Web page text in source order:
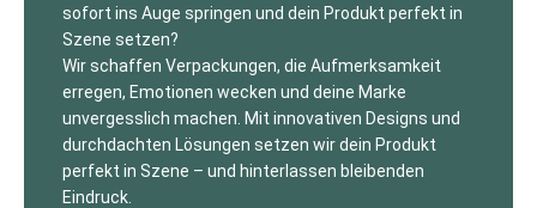
sofort ins Auge springen und dein Produkt perfekt in
Szene setzen?
Wir schaffen Verpackungen, die Aufmerksamkeit
erregen, Emotionen wecken und deine Marke
unvergesslich machen. Mit innovativen Designs und
durchdachten Lösungen setzen wir dein Produkt
perfekt in Szene – und hinterlassen bleibenden
Eindruck.